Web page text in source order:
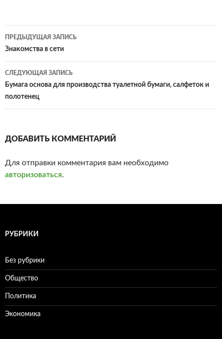
Навигация
по
записям
ПРЕДЫДУЩАЯ ЗАПИСЬ
Знакомства в сети
СЛЕДУЮЩАЯ ЗАПИСЬ
Бумага основа для производства туалетной бумаги, салфеток и
полотенец
ДОБАВИТЬ КОММЕНТАРИЙ
Для отправки комментария вам необходимо
авторизоваться.
РУБРИКИ
Без рубрики
Общество
Политика
Экономика